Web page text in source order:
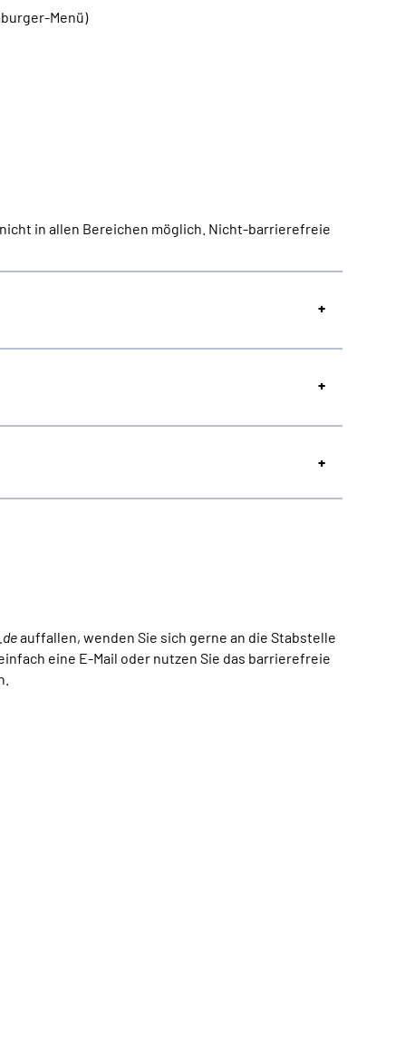
Menü)
in allen Bereichen möglich. Nicht-barrierefreie
auffallen, wenden Sie sich gerne an die Stabstelle
eine E-Mail oder nutzen Sie das barrierefreie